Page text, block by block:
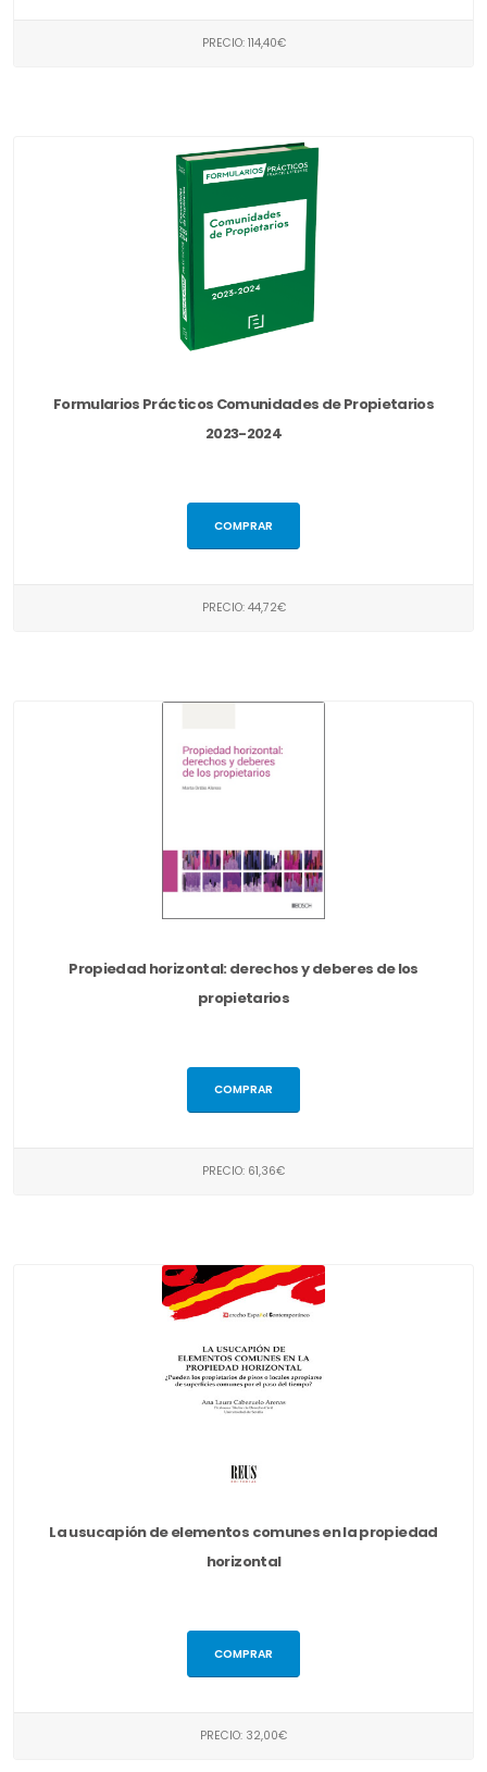
PRECIO: 114,40€
Formularios Prácticos Comunidades de Propietarios
2023-2024
COMPRAR
PRECIO: 44,72€
Propiedad horizontal: derechos y deberes de los
propietarios
COMPRAR
PRECIO: 61,36€
La usucapión de elementos comunes en la propiedad
horizontal
COMPRAR
PRECIO: 32,00€